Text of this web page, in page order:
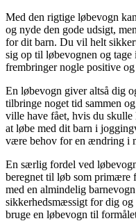
Med den rigtige løbevogn
og nyde den gode udsigt,
for dit barn. Du vil helt
sig op til løbevognen og
frembringer nogle positive
En løbevogn giver altså dig
tilbringe noget tid sammen
ville have fået, hvis du skulle
at løbe med dit barn i
være behov for en ændring i
En særlig fordel ved
beregnet til løb som
med en almindelig
sikkerhedsmæssigt for dig
bruge en løbevogn til